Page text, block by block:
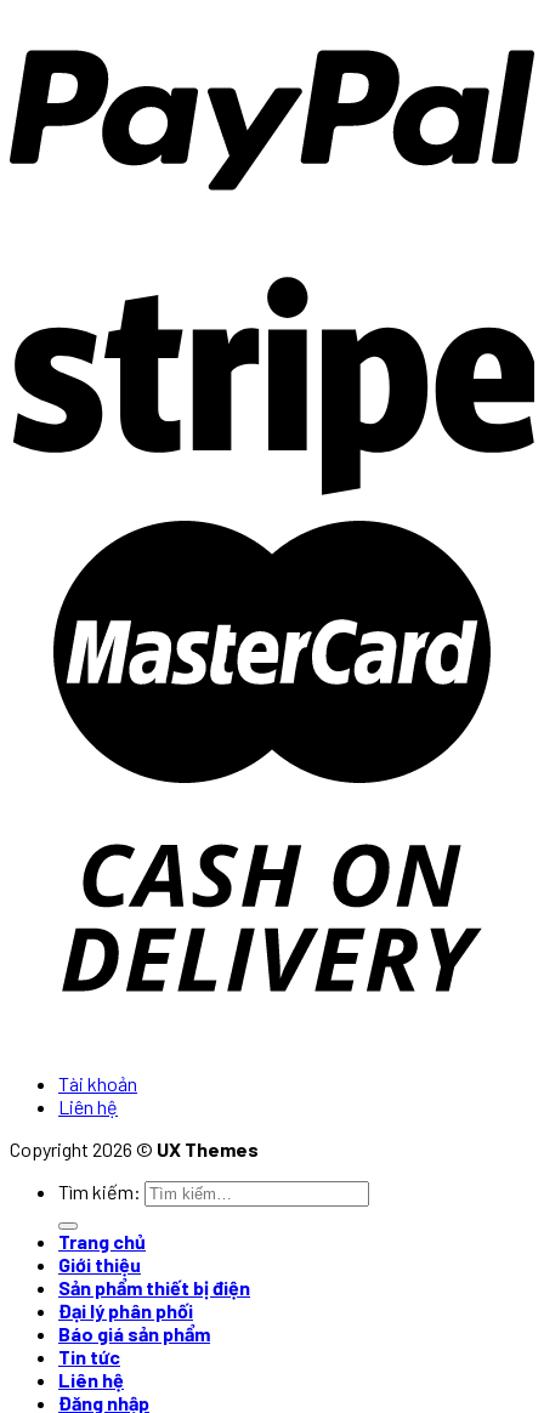
Tài khoản
Liên hệ
Copyright 2026 © UX Themes
Tìm kiếm:
Trang chủ
Giới thiệu
Sản phẩm thiết bị điện
Đại lý phân phối
Báo giá sản phẩm
Tin tức
Liên hệ
Đăng nhập